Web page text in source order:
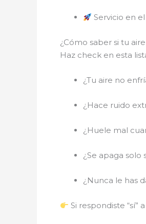
Servicio en
¿Cómo saber si tu
Haz check en esta
¿Tu aire no
¿Hace ruido
¿Huele mal
¿Se apaga solo
¿Nunca le has
Si respondiste “sí”